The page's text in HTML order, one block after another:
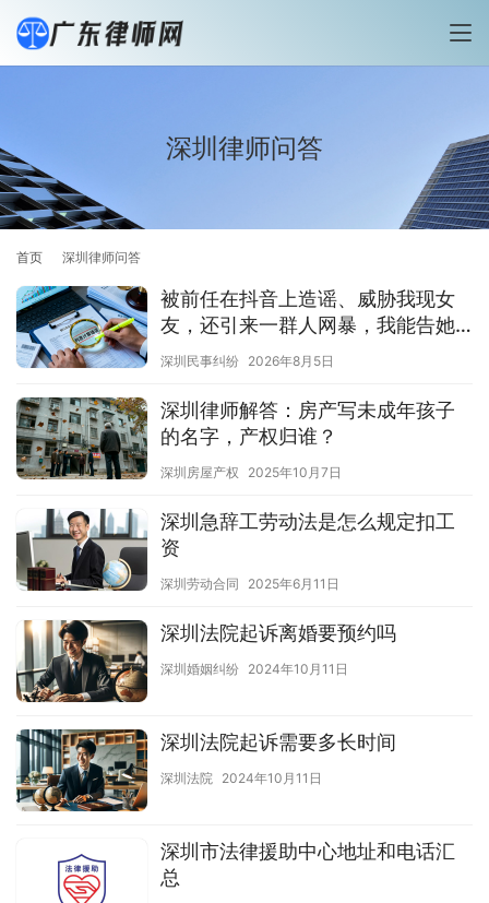
深圳律师问答
首页 深圳律师问答
被前任在抖音上造谣、威胁我现女
友，还引来一群人网暴，我能告她
名誉侵权吗？
深圳民事纠纷 2026年8月5日
深圳律师解答：房产写未成年孩子
的名字，产权归谁？
深圳房屋产权 2025年10月7日
深圳急辞工劳动法是怎么规定扣工
资
深圳劳动合同 2025年6月11日
深圳法院起诉离婚要预约吗
深圳婚姻纠纷 2024年10月11日
深圳法院起诉需要多长时间
深圳法院 2024年10月11日
深圳市法律援助中心地址和电话汇
总